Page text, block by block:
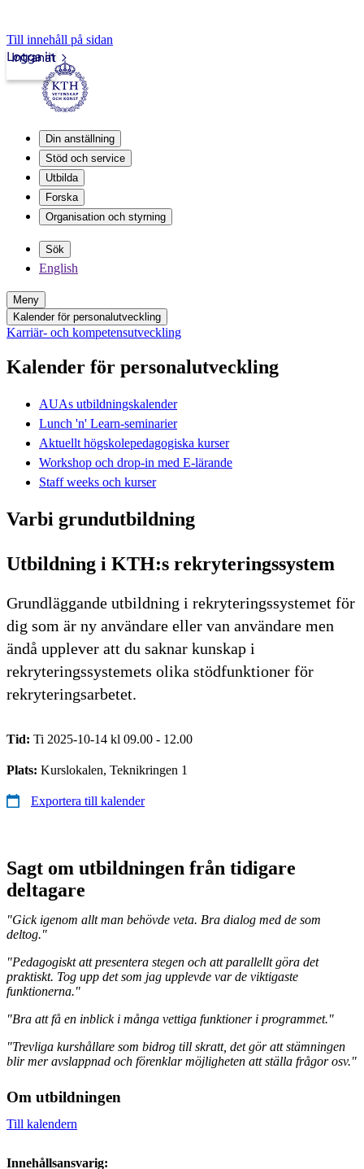
Till innehåll på sidan
Intranät
Logga in
Din anställning
Stöd och service
Utbilda
Forska
Organisation och styrning
Sök
English
Meny
Kalender för personalutveckling
Karriär- och kompetensutveckling
Kalender för personalutveckling
AUAs utbildningskalender
Lunch 'n' Learn-seminarier
Aktuellt högskolepedagogiska kurser
Workshop och drop-in med E-lärande
Staff weeks och kurser
Varbi grundutbildning
Utbildning i KTH:s rekryteringssystem
Grundläggande utbildning i rekryteringssystemet för
dig som är ny användare eller van användare men
ändå upplever att du saknar kunskap i
rekryteringssystemets olika stödfunktioner för
rekryteringsarbetet.
Tid: Ti 2025-10-14 kl 09.00 - 12.00
Plats: Kurslokalen, Teknikringen 1
Exportera till kalender
Sagt om utbildningen från tidigare
deltagare
"Gick igenom allt man behövde veta. Bra dialog med de som
deltog."
"Pedagogiskt att presentera stegen och att parallellt göra det
praktiskt. Tog upp det som jag upplevde var de viktigaste
funktionerna."
"Bra att få en inblick i många vettiga funktioner i programmet."
"Trevliga kurshållare som bidrog till skratt, det gör att stämningen
blir mer avslappnad och förenklar möjligheten att ställa frågor osv."
Om utbildningen
Till kalendern
Innehållsansvarig: